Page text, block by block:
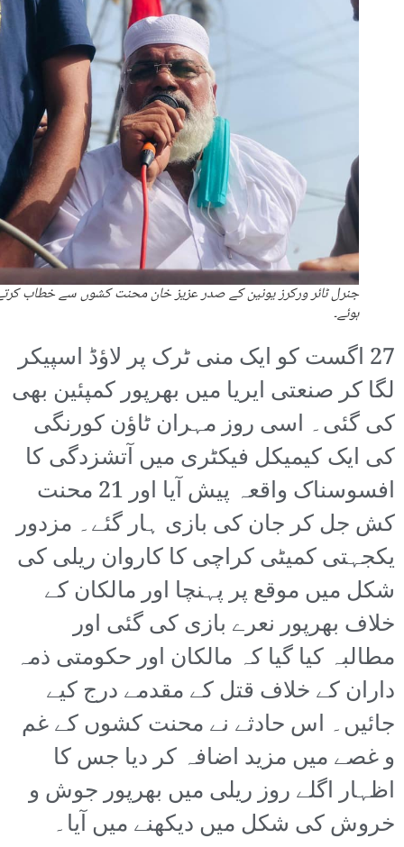
جنرل ٹائر ورکرز یونین کے صدر عزیز خان محنت کشوں سے خطاب
ہوئے۔
27 اگست کو ایک منی ٹرک پر لاؤڈ اسپیکر
لگا کر صنعتی ایریا میں بھرپور کمپئین بھی
کی گئی۔ اسی روز مہران ٹاؤن کورنگی
کی ایک کیمیکل فیکٹری میں آتشزدگی کا
افسوسناک واقعہ پیش آیا اور 21 محنت
کش جل کر جان کی بازی ہار گئے۔ مزدور
یکجہتی کمیٹی کراچی کا کاروان ریلی کی
شکل میں موقع پر پہنچا اور مالکان کے
خلاف بھرپور نعرے بازی کی گئی اور
مطالبہ کیا گیا کہ مالکان اور حکومتی ذمہ
داران کے خلاف قتل کے مقدمے درج کیے
جائیں۔ اس حادثے نے محنت کشوں کے غم
و غصے میں مزید اضافہ کر دیا جس کا
اظہار اگلے روز ریلی میں بھرپور جوش و
خروش کی شکل میں دیکھنے میں آیا۔